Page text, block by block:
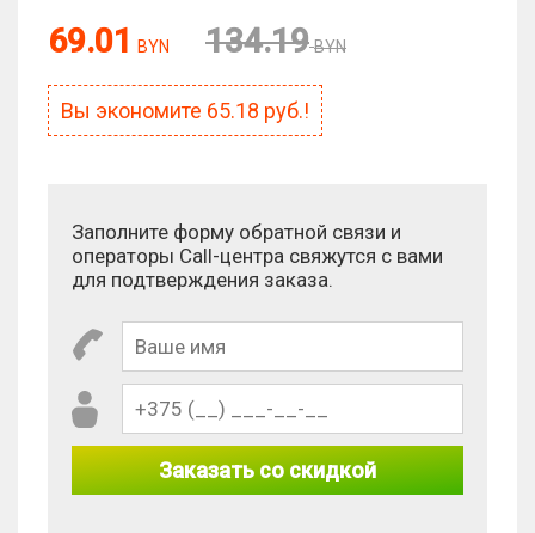
Сколько будет 3 + 2?
69.01 BYN 134.19 BYN
Вы экономите 65.18 руб.!
Заполните форму обратной связи и
операторы Call-центра свяжутся с вами
для подтверждения заказа.
Заказать со скидкой